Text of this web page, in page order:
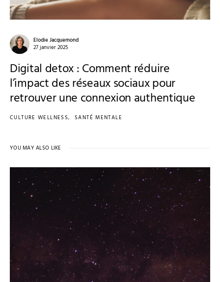
Elodie Jacquemond
27 janvier 2025
Digital detox : Comment réduire
l’impact des réseaux sociaux pour
retrouver une connexion authentique
CULTURE WELLNESS SANTÉ MENTALE
YOU MAY ALSO LIKE